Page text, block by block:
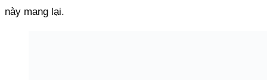
này mang lại.